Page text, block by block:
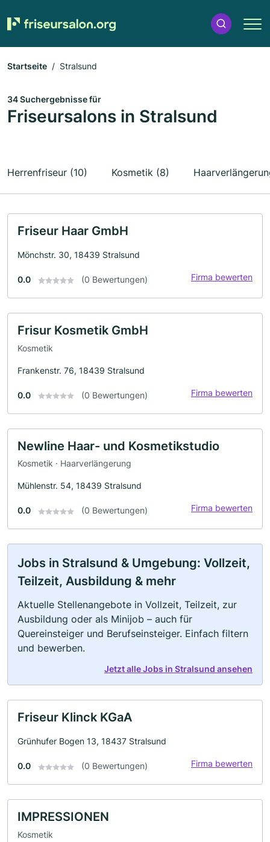
Startseite Stralsund
34 Suchergebnisse für
Friseursalons in Stralsund
Herrenfriseur (10) Kosmetik (8)
Friseur Haar GmbH
Mönchstr. 30, 18439 Stralsund
0.0 (0 Bewertungen) Firma bewerten
Frisur Kosmetik GmbH
Kosmetik
Frankenstr. 76, 18439 Stralsund
0.0 (0 Bewertungen) Firma bewerten
Newline Haar- und Kosmetikstudio
Kosmetik · Haarverlängerung
Mühlenstr. 54, 18439 Stralsund
0.0 (0 Bewertungen) Firma bewerten
Jobs in Stralsund & Umgebung: Vollzeit,
Teilzeit, Ausbildung & mehr
Aktuelle Stellenangebote in Vollzeit, Teilzeit, zur
Ausbildung oder als Minijob – auch für
Quereinsteiger und Berufseinsteiger. Einfach filtern
und bewerben.
Jetzt alle Jobs in Stralsund ansehen
Friseur Klinck KGaA
Grünhufer Bogen 13, 18437 Stralsund
0.0 (0 Bewertungen) Firma bewerten
IMPRESSIONEN
Kosmetik